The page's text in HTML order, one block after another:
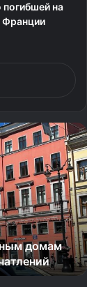
на
Франции
домам